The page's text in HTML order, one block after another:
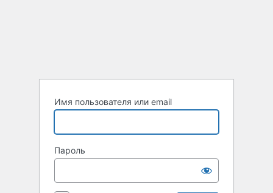
Имя пользователя или email
Пароль